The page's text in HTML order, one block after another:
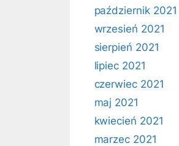
październik 2021
wrzesień 2021
sierpień 2021
lipiec 2021
czerwiec 2021
maj 2021
kwiecień 2021
marzec 2021